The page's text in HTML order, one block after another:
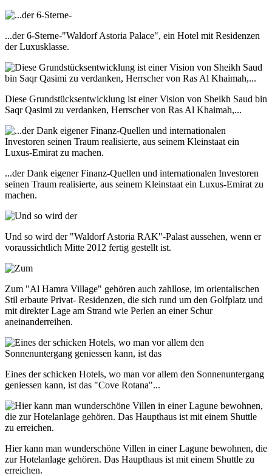
...der 6-Sterne-"Waldorf Astoria Palace", ein Hotel mit Residenzen
der Luxusklasse.
Diese Grundstücksentwicklung ist einer Vision von Sheikh Saud bin
Saqr Qasimi zu verdanken, Herrscher von Ras Al Khaimah,...
...der Dank eigener Finanz-Quellen und internationalen Investoren
seinen Traum realisierte, aus seinem Kleinstaat ein Luxus-Emirat zu
machen.
Und so wird der "Waldorf Astoria RAK"-Palast aussehen, wenn er
voraussichtlich Mitte 2012 fertig gestellt ist.
Zum "Al Hamra Village" gehören auch zahllose, im orientalischen
Stil erbaute Privat- Residenzen, die sich rund um den Golfplatz und
mit direkter Lage am Strand wie Perlen an einer Schur
aneinanderreihen.
Eines der schicken Hotels, wo man vor allem den Sonnenuntergang
geniessen kann, ist das "Cove Rotana"...
Hier kann man wunderschöne Villen in einer Lagune bewohnen, die
zur Hotelanlage gehören. Das Haupthaus ist mit einem Shuttle zu
erreichen.